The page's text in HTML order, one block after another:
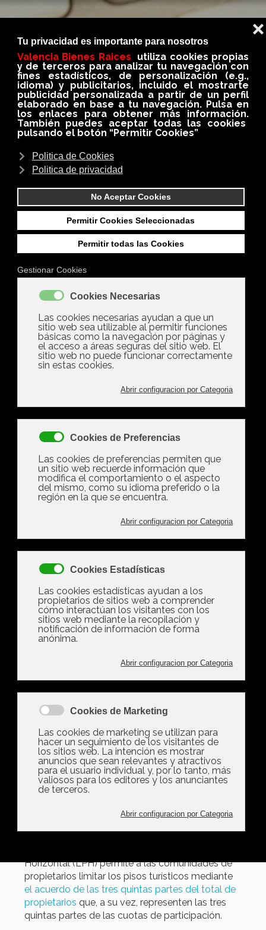
BLOG
En nuestro BLOG conseguirás siempre información
importante, util e interesante del medio
inmobiliario
Martes, 01 Julio 2025 09:01
La Comunidad De
Vecinos No Puede
Prohibir El Alquiler
Vacacional, Pero Sí
Limitar Los Pisos
Turísticos
Escrito porRamon Gonzalez
tamaño de la fuente Imprimir Email
¡Escribe el
(0 votos)
La comunidad de vecinos no
puede prohibir el alquiler
vacacional, pero sí limitar los
pisos turísticos
alquiler de viviendascon fines
Horizontal (LPH) permite a las comunidades de
propietarios limitar los pisos turísticos mediante
el acuerdo de las tres quintas partes del total de
propietarios que, a su vez, representen las tres
quintas partes de las cuotas de participación.